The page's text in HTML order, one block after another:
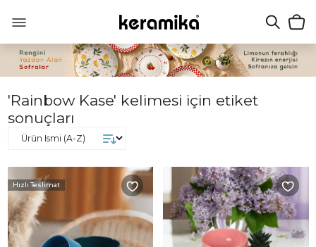
'Rainbow Kase' kelimesi için etiket
sonuçları
Hızlı Teslimat